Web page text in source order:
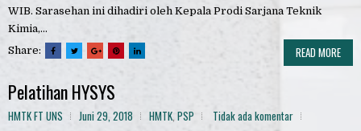
WIB. Sarasehan ini dihadiri oleh Kepala Prodi Sarjana Teknik
Kimia,...
Share:
READ MORE
Pelatihan HYSYS
HMTK FT UNS Juni 29, 2018 HMTK, PSP Tidak ada komentar